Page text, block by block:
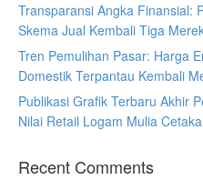
Transparansi Angka Finansial:
Skema Jual Kembali Tiga
Tren Pemulihan Pasar: Harga
Domestik Terpantau Kembali
Publikasi Grafik Terbaru Akhir
Nilai Retail Logam Mulia
Recent Comments